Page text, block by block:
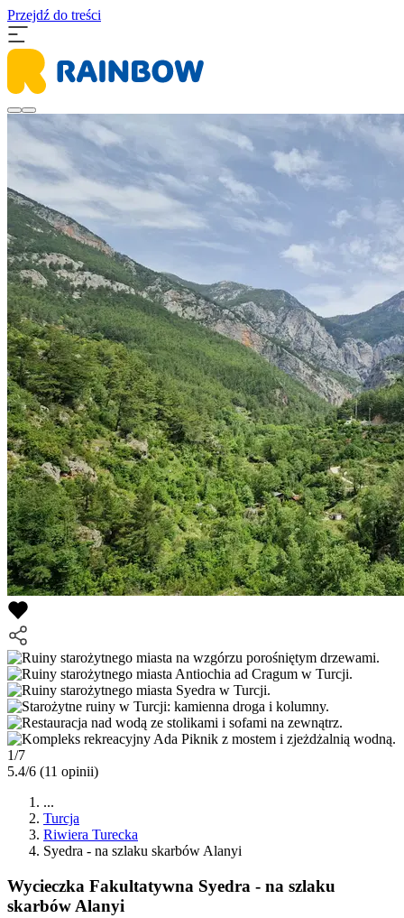
Przejdź do treści
1/7
5.4/6 (11 opinii)
...
Turcja
Riwiera Turecka
Syedra - na szlaku skarbów Alanyi
Wycieczka Fakultatywna Syedra - na szlaku
skarbów Alanyi